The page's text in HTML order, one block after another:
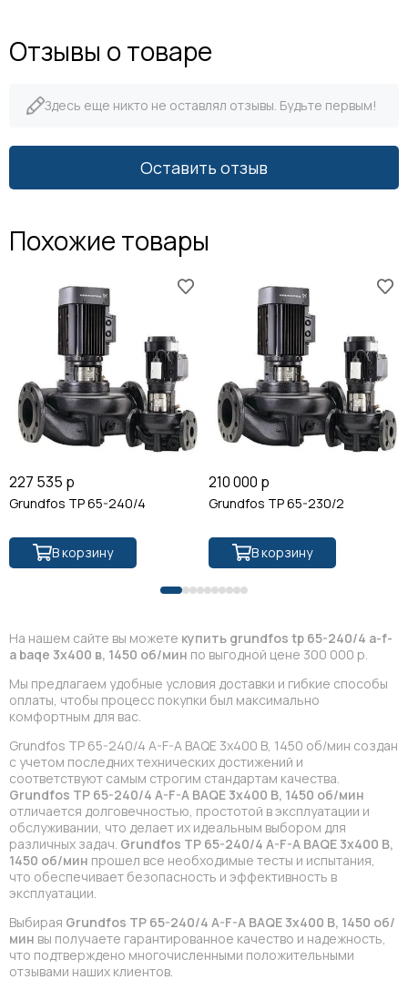
Отзывы о товаре
Здесь еще никто не оставлял отзывы. Будьте первым!
Оставить отзыв
Похожие товары
227 535 р
Grundfos TP 65-240/4
В корзину
210 000 р
Grundfos TP 65-230/2
В корзину
На нашем сайте вы можете купить grundfos tp 65-240/4 a-f-
a baqe 3x400 в, 1450 об/мин по выгодной цене 300 000 р.
Мы предлагаем удобные условия доставки и гибкие способы
оплаты, чтобы процесс покупки был максимально
комфортным для вас.
Grundfos TP 65-240/4 A-F-A BAQE 3x400 В, 1450 об/мин создан
с учетом последних технических достижений и
соответствуют самым строгим стандартам качества.
Grundfos TP 65-240/4 A-F-A BAQE 3x400 В, 1450 об/мин
отличается долговечностью, простотой в эксплуатации и
обслуживании, что делает их идеальным выбором для
различных задач. Grundfos TP 65-240/4 A-F-A BAQE 3x400 В,
1450 об/мин прошел все необходимые тесты и испытания,
что обеспечивает безопасность и эффективность в
эксплуатации.
Выбирая Grundfos TP 65-240/4 A-F-A BAQE 3x400 В, 1450 об/
мин вы получаете гарантированное качество и надежность,
что подтверждено многочисленными положительными
отзывами наших клиентов.